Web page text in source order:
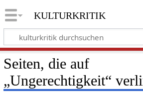
kulturkritik
Seiten, die auf
„Ungerechtigkeit“